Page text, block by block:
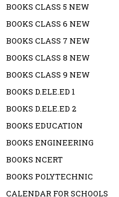
BOOKS CLASS 5 NEW
BOOKS CLASS 6 NEW
BOOKS CLASS 7 NEW
BOOKS CLASS 8 NEW
BOOKS CLASS 9 NEW
BOOKS D.ELE.ED 1
BOOKS D.ELE.ED 2
BOOKS EDUCATION
BOOKS ENGINEERING
BOOKS NCERT
BOOKS POLYTECHNIC
CALENDAR FOR SCHOOLS